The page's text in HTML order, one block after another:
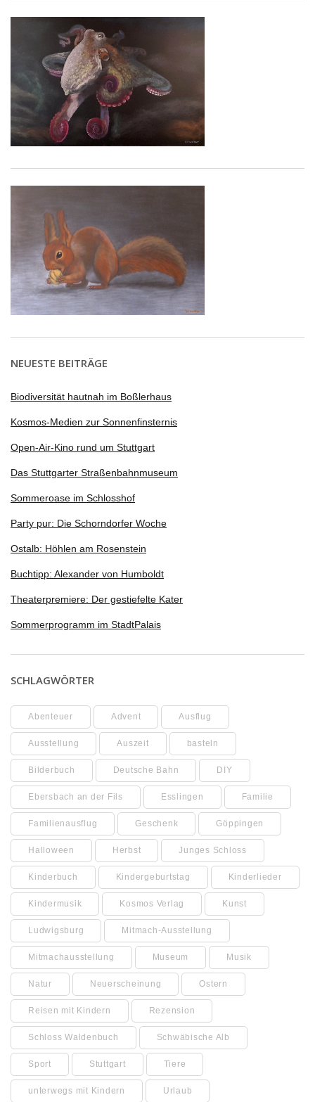
NEUESTE BEITRÄGE
Biodiversität hautnah im Boßlerhaus
Kosmos-Medien zur Sonnenfinsternis
Open-Air-Kino rund um Stuttgart
Das Stuttgarter Straßenbahnmuseum
Sommeroase im Schlosshof
Party pur: Die Schorndorfer Woche
Ostalb: Höhlen am Rosenstein
Buchtipp: Alexander von Humboldt
Theaterpremiere: Der gestiefelte Kater
Sommerprogramm im StadtPalais
SCHLAGWÖRTER
Abenteuer Advent Ausflug
Ausstellung Auszeit basteln
Bilderbuch Deutsche Bahn DIY
Ebersbach an der Fils Esslingen Familie
Familienausflug Geschenk Göppingen
Halloween Herbst Junges Schloss
Kinderbuch Kindergeburtstag Kinderlieder
Kindermusik Kosmos Verlag Kunst
Ludwigsburg Mitmach-Ausstellung
Mitmachausstellung Museum Musik
Natur Neuerscheinung Ostern
Reisen mit Kindern Rezension
Schloss Waldenbuch Schwäbische Alb
Sport Stuttgart Tiere
unterwegs mit Kindern Urlaub